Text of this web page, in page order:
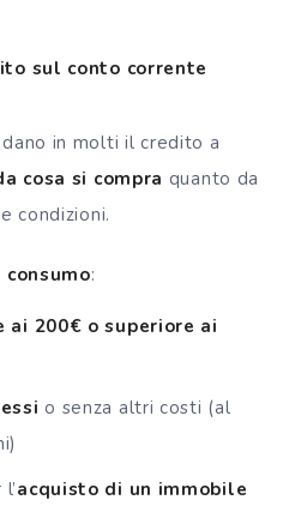
sul conto corrente
in molti il credito a
cosa si compra quanto da
condizioni.
:
200€ o superiore ai
o senza altri costi (al
acquisto di un immobile